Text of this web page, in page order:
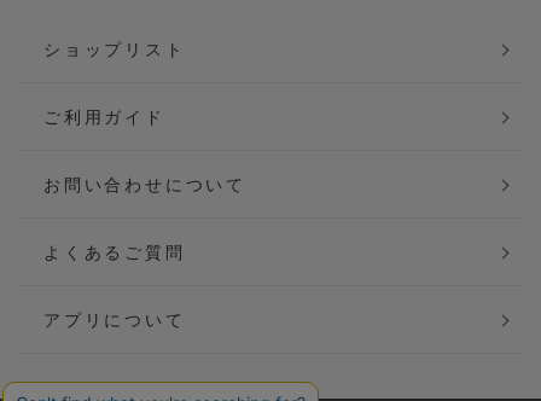
ショップリスト
ご利用ガイド
お問い合わせについて
よくあるご質問
アプリについて